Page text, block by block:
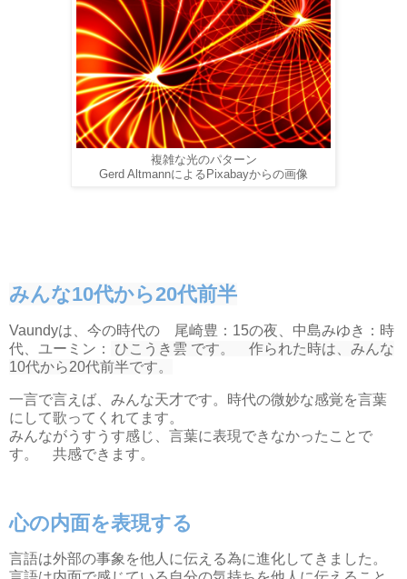
複雑な光のパターン
Gerd AltmannによるPixabayからの画像
みんな10代から20代前半
Vaundyは、今の時代の 尾崎豊：15の夜、中島みゆき：時
代、ユーミン：
ひこうき雲 です。 作られた時は、みんな
10代から20代前半です。
一言で言えば、みんな天才です。時代の微妙な感覚を言葉
にして歌ってくれてます。
みんながうすうす感じ、言葉に表現できなかったことで
す。 共感できます。
心の内面を表現する
言語は外部の事象を他人に伝える為に進化してきました。